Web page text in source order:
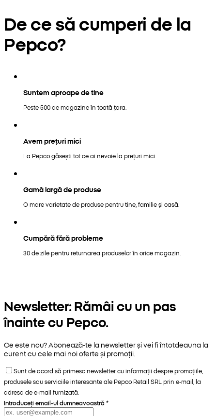
De ce să cumperi de la
Pepco?
Suntem aproape de tine
Peste 500 de magazine în toată țara.
Avem prețuri mici
La Pepco găsești tot ce ai nevoie la prețuri mici.
Gamă largă de produse
O mare varietate de produse pentru tine, familie și casă.
Cumpără fără probleme
30 de zile pentru returnarea produselor în orice magazin.
Newsletter: Rămâi cu un pas
înainte cu Pepco.
Ce este nou? Abonează-te la newsletter și vei fi întotdeauna la
curent cu cele mai noi oferte și promoții.
Sunt de acord să primesc newsletter cu informații despre promoțiile,
produsele sau serviciile interesante ale Pepco Retail SRL prin e-mail, la
adresa de e-mail furnizată.
Introduceți email-ul dumneavoastră *